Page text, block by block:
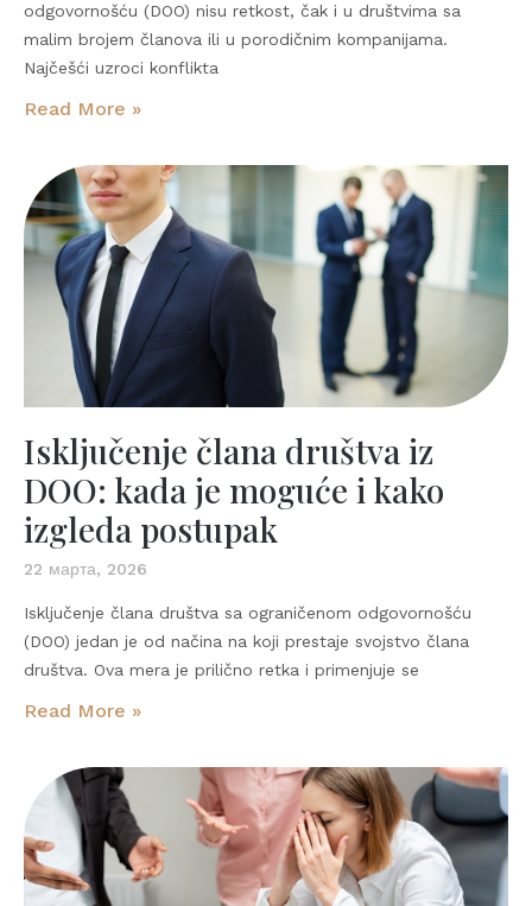
odgovornošću (DOO) nisu retkost, čak i u društvima sa
malim brojem članova ili u porodičnim kompanijama.
Najčešći uzroci konflikta
Read More »
Isključenje člana društva iz
DOO: kada je moguće i kako
izgleda postupak
22 марта, 2026
Isključenje člana društva sa ograničenom odgovornošću
(DOO) jedan je od načina na koji prestaje svojstvo člana
društva. Ova mera je prilično retka i primenjuje se
Read More »